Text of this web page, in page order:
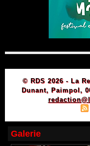
© RDS 2026 - La
Dunant, Paimpol,
Galerie